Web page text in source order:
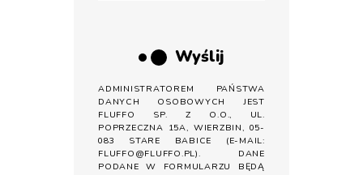
Wyślij
ADMINISTRATOREM PAŃSTWA
DANYCH OSOBOWYCH JEST
FLUFFO SP. Z O.O., UL.
POPRZECZNA 15A, WIERZBIN, 05-
083 STARE BABICE (E-MAIL:
FLUFFO@FLUFFO.PL). DANE
PODANE W FORMULARZU BĘDĄ